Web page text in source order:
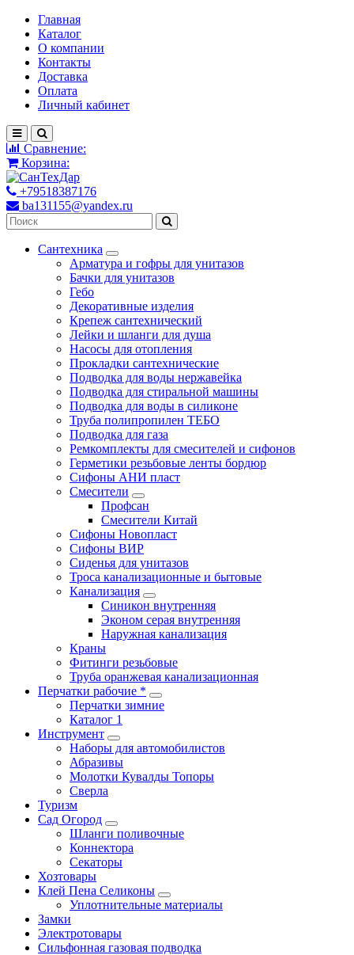
Главная
Каталог
О компании
Контакты
Доставка
Оплата
Личный кабинет
Сравнение:
Корзина:
+79518387176
ba131155@yandex.ru
Сантехника
Арматура и гофры для унитазов
Бачки для унитазов
Гебо
Декоративные изделия
Крепеж сантехнический
Лейки и шланги для душа
Насосы для отопления
Прокладки сантехнические
Подводка для воды нержавейка
Подводка для стиральной машины
Подводка для воды в силиконе
Труба полипропилен ТЕБО
Подводка для газа
Ремкомплекты для смесителей и сифонов
Герметики резьбовые ленты бордюр
Сифоны АНИ пласт
Смесители
Профсан
Смесители Китай
Сифоны Новопласт
Сифоны ВИР
Сиденья для унитазов
Троса канализационные и бытовые
Канализация
Синикон внутренняя
Эконом серая внутренняя
Наружная канализация
Краны
Фитинги резьбовые
Труба оранжевая канализационная
Перчатки рабочие *
Перчатки зимние
Каталог 1
Инструмент
Наборы для автомобилистов
Абразивы
Молотки Кувалды Топоры
Сверла
Туризм
Сад Огород
Шланги поливочные
Коннектора
Секаторы
Хозтовары
Клей Пена Селиконы
Уплотнительные материалы
Замки
Электротовары
Сильфонная газовая подводка